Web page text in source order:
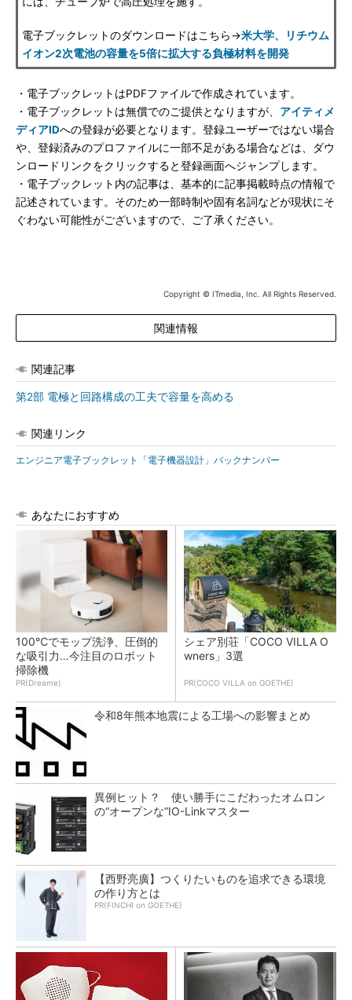
電子ブックレットのダウンロードはこちら→米大学、リチウム
イオン2次電池の容量を5倍に拡大する負極材料を開発
・電子ブックレットはPDFファイルで作成されています。
・電子ブックレットは無償でのご提供となりますが、 アイティメ
ディアIDへの登録が必要となります。登録ユーザーではない場合
や、登録済みのプロファイルに一部不足がある場合などは、ダウ
ンロードリンクをクリックすると登録画面へジャンプします。
・電子ブックレット内の記事は、基本的に記事掲載時点の情報で
記述されています。そのため一部時制や固有名詞などが現状にそ
ぐわない可能性がございますので、ご了承ください。
Copyright © ITmedia, Inc. All Rights Reserved.
関連情報
関連記事
第2部 電極と回路構成の工夫で容量を高める
関連リンク
エンジニア電子ブックレット「電子機器設計」バックナンバー
あなたにおすすめ
100℃でモップ洗浄、圧倒的
な吸引力…今注目のロボット
掃除機
PR(Dreame)
シェア別荘「COCO VILLA O
wners」3選
PR(COCO VILLA on GOETHE)
令和8年熊本地震による工場への影響まとめ
異例ヒット？ 使い勝手にこだわったオムロン
の“オープンな”IO-Linkマスター
【西野亮廣】つくりたいものを追求できる環境
の作り方とは
PR(FINCHI on GOETHE)